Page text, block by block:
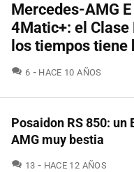
Mercedes-AMG
4Matic+: el Clase
los tiempos
6 COMENTARIOS
HACE 10 AÑOS
Posaidon RS 850: un
AMG muy bestia
13 COMENTARIOS
HACE 12 AÑOS